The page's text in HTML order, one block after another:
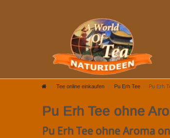
Tee online einkaufen Pu Erh Tee Pu Erh
Pu Erh Tee ohne
Pu Erh Tee ohne Aroma